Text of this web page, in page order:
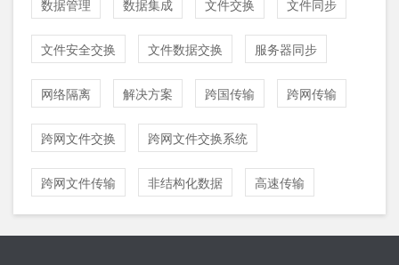
数据管理 数据集成 文件交换 文件同步
文件安全交换 文件数据交换 服务器同步
网络隔离 解决方案 跨国传输 跨网传输
跨网文件交换 跨网文件交换系统
跨网文件传输 非结构化数据 高速传输